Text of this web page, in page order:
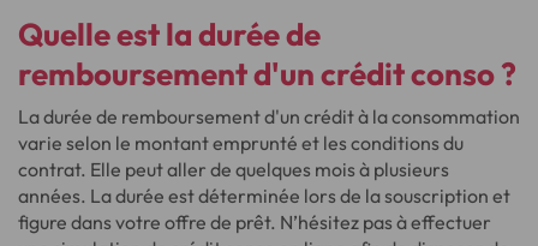
Quelle est la durée de
remboursement d'un crédit conso ?
La durée de remboursement d'un crédit à la consommation
varie selon le montant emprunté et les conditions du
contrat. Elle peut aller de quelques mois à plusieurs
années. La durée est déterminée lors de la souscription et
figure dans votre offre de prêt. N’hésitez pas à effectuer